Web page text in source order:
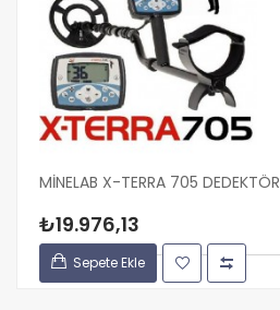
MİNELAB X-TERRA 705 DEDEKTÖR
₺19.976,13
Sepete Ekle